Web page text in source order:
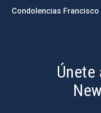
Condolencias Francisco
Únete